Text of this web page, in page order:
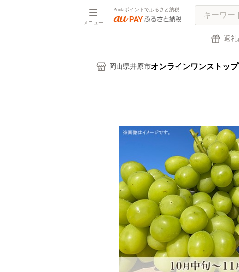
メニュー
Pontaポイントでふるさと納税
返礼
岡山県井原市オンラインワンストッ